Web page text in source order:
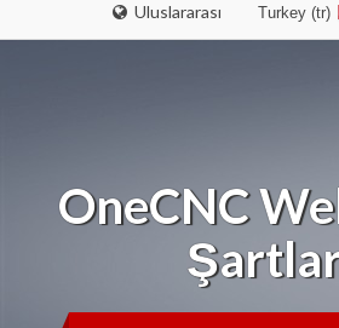
Uluslararası Turkey (tr)
OneCNC